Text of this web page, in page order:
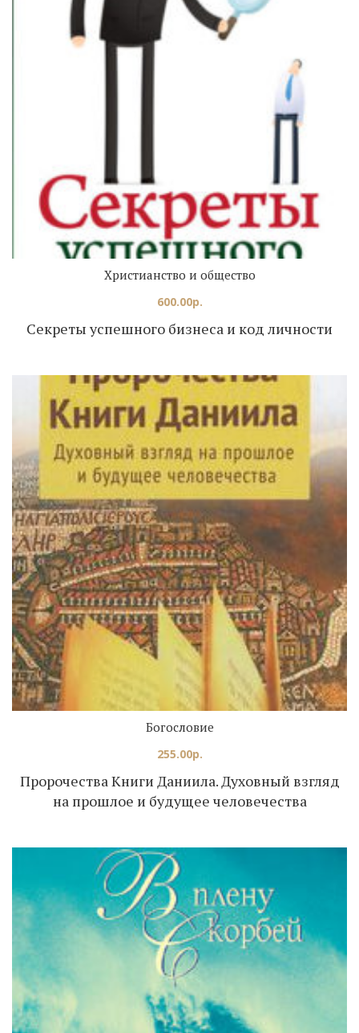
Секреты успешного бизнеса и код личности
Христианство и общество
600.00р.
Пророчества Книги Даниила. Духовный взгляд
на прошлое и будущее человечества
Богословие
255.00р.